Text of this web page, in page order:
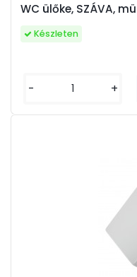
WC ülőke, SZÁVA,
Készleten
- +